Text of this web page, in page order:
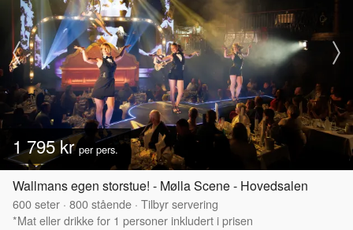
1 795 krper pers.
Wallmans egen storstue! - Mølla Scene - Hovedsalen
600seter · 800stående · Tilbyr servering
*Mat eller drikke for 1 personer inkludert i prisen